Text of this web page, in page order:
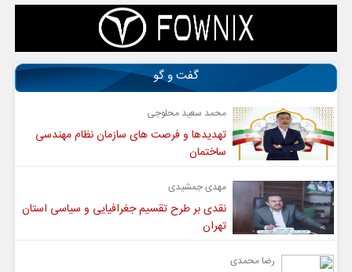
گفت و گو
محمد سعید محلوجی
تهدیدها و فرصت های سازمان نظام مهندسی
ساختمان
مهدی جمشیدی
نقدی بر طرح تقسیم جغرافیایی و سیاسی استان
تهران
رضا محمدی